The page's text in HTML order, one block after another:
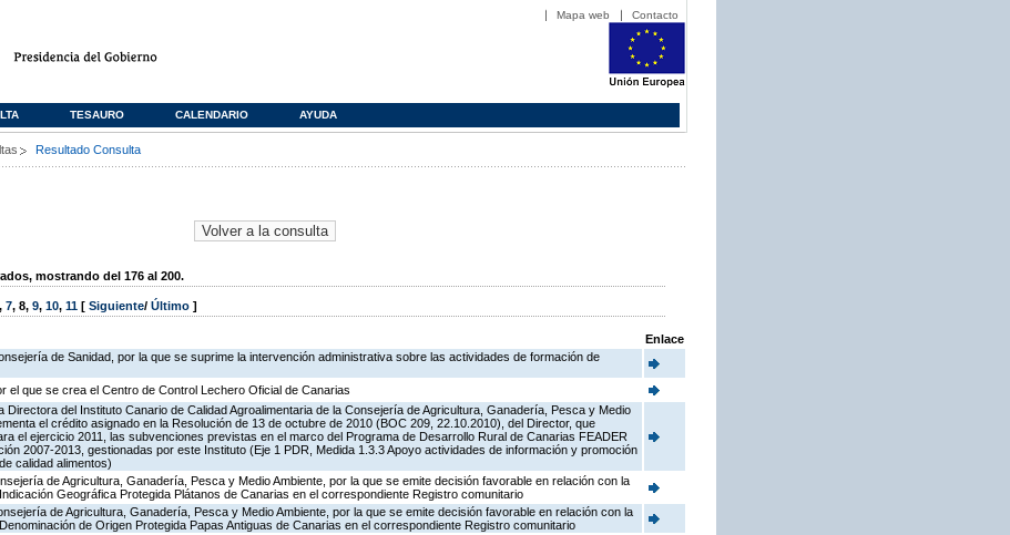
Mapa web Contacto
TESAURO CALENDARIO AYUDA
Resultado Consulta
mostrando del 176 al 200.
, 7, 8, 9, 10, 11 [ Siguiente/ Último ]
Enlace
de Sanidad, por la que se suprime la intervención administrativa sobre las actividades de formación de
el que se crea el Centro de Control Lechero Oficial de Canarias
Directora del Instituto Canario de Calidad Agroalimentaria de la Consejería de Agricultura, Ganadería, Pesca y Medio
el crédito asignado en la Resolución de 13 de octubre de 2010 (BOC 209, 22.10.2010), del Director, que
el ejercicio 2011, las subvenciones previstas en el marco del Programa de Desarrollo Rural de Canarias FEADER
2007-2013, gestionadas por este Instituto (Eje 1 PDR, Medida 1.3.3 Apoyo actividades de información y promoción
calidad alimentos)
de Agricultura, Ganadería, Pesca y Medio Ambiente, por la que se emite decisión favorable en relación con la
Geográfica Protegida Plátanos de Canarias en el correspondiente Registro comunitario
de Agricultura, Ganadería, Pesca y Medio Ambiente, por la que se emite decisión favorable en relación con la
de Origen Protegida Papas Antiguas de Canarias en el correspondiente Registro comunitario